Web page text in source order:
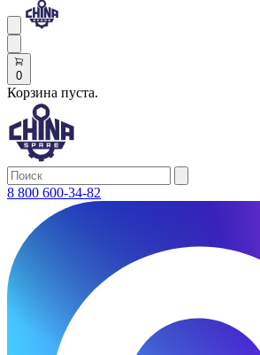
0
Корзина пуста.
8 800 600-34-82